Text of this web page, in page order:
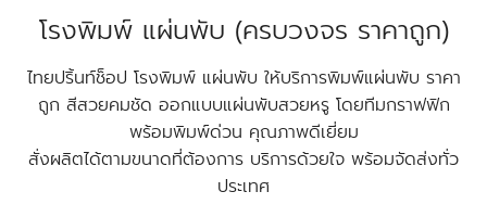
โรงพิมพ์ แผ่นพับ (ครบวงจร ราคาถูก)
ไทยปริ้นท์ช็อป โรงพิมพ์ แผ่นพับ ให้บริการพิมพ์แผ่นพับ ราคา
ถูก สีสวยคมชัด ออกแบบแผ่นพับสวยหรู โดยทีมกราฟฟิก
พร้อมพิมพ์ด่วน คุณภาพดีเยี่ยม
สั่งผลิตได้ตามขนาดที่ต้องการ บริการด้วยใจ พร้อมจัดส่งทั่ว
ประเทศ